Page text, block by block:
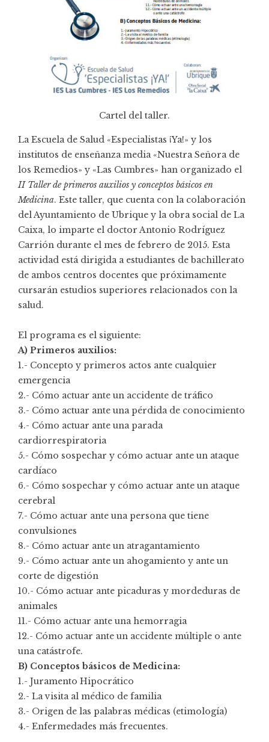
Cartel del taller.
La Escuela de Salud «Especialistas ¡Ya!» y los
institutos de enseñanza media «Nuestra Señora de
los Remedios» y «Las Cumbres» han organizado el
II Taller de primeros auxilios y conceptos básicos en
Medicina. Este taller, que cuenta con la colaboración
del Ayuntamiento de Ubrique y la obra social de La
Caixa, lo imparte el doctorAntonio Rodríguez
Carrión durante el mes de febrero de 2015. Esta
actividad está dirigida a estudiantes de bachillerato
de ambos centros docentes que próximamente
cursarán estudios superiores relacionados con la
salud.
El programa es el siguiente:
A) Primeros auxilios:
1.- Concepto y primeros actos ante cualquier
emergencia
2.- Cómo actuar ante un accidente de tráfico
3.- Cómo actuar ante una pérdida de conocimiento
4.- Cómo actuar ante una parada
cardiorrespiratoria
5.- Cómo sospechar y cómo actuar ante un ataque
cardíaco
6.- Cómo sospechar y cómo actuar ante un ataque
cerebral
7.- Cómo actuar ante una persona que tiene
convulsiones
8.- Cómo actuar ante un atragantamiento
9.- Cómo actuar ante un ahogamiento y ante un
corte de digestión
10.- Cómo actuar ante picaduras y mordeduras de
animales
11.- Cómo actuar ante una hemorragia
12.- Cómo actuar ante un accidente múltiple o ante
una catástrofe.
B) Conceptos básicos de Medicina:
1.- Juramento Hipocrático
2.- La visita al médico de familia
3.- Origen de las palabras médicas (etimología)
4.- Enfermedades más frecuentes.